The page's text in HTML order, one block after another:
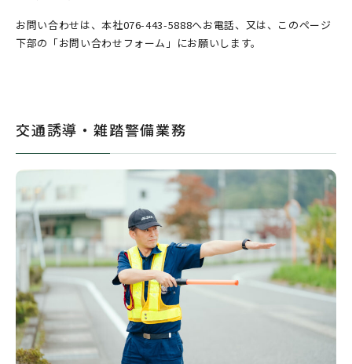
お問い合わせは、本社076-443-5888へお電話、又は、このページ
下部の「お問い合わせフォーム」にお願いします。
交通誘導・雑踏警備業務